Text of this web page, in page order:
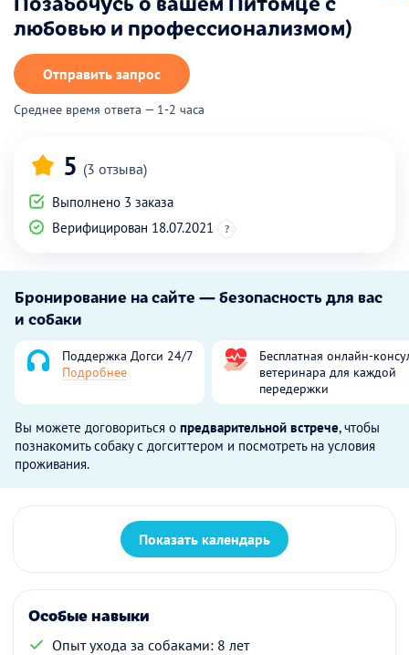
любовью и профессионализмом)
Отправить запрос
Среднее время ответа — 1-2 часа
5 (3 отзыва)
Выполнено 3 заказа
Верифицирован 18.07.2021
?
Бронирование на сайте — безопасность для вас
и собаки
Поддержка Догси 24/7
Подробнее
Бесплатная онлайн-
ветеринара для каждой
передержки
Вы можете договориться о предварительной встрече, чтобы
познакомить собаку с догситтером и посмотреть на условия
проживания.
Показать календарь
Особые навыки
Опыт ухода за собаками: 8 лет